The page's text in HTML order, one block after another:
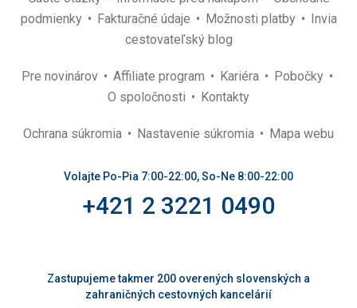
podmienky
Fakturačné údaje Možnosti platby
Invia
cestovateľský blog
Pre novinárov Affiliate program Kariéra
Pobočky
O spoločnosti
Kontakty
Ochrana súkromia Nastavenie súkromia Mapa webu
Volajte Po-Pia 7:00-22:00, So-Ne 8:00-22:00
+421 2 3221 0490
Zastupujeme takmer 200 overených slovenských a
zahraničných cestovných kancelárií